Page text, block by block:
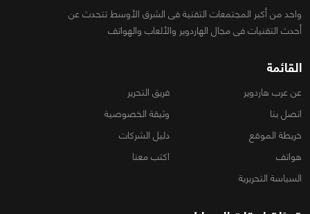
واحد من أكبر المجتمعات التقنية فى الشرق الأوسط تتحدث عن
أحدث التقنيات فى مجال الهاردوير والألعاب والهواتف
القائمة
عن عرب هاردوير
فريق التحرير
اتصل بنا
وثيقة الخصوصية
خريطة الموقع
دليل الشركات
هواتف
اكتب معنا
السياسة التحريرية